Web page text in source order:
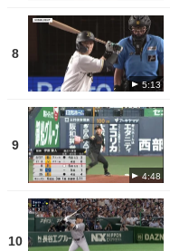
8
5:13
9
4:48
10